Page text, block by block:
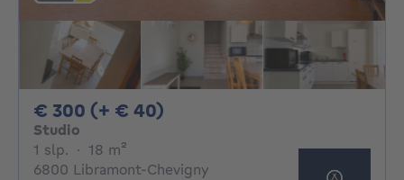
€ 300 (+ € 40)
Studio
1 slp. 1 slaapkamer
· 18 m²
6800 Libramont-Chevigny